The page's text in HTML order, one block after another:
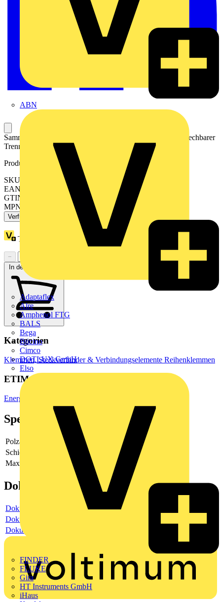
ABN
Adaptaflex
Alre
Amphenol FTG
BALS
Bega
Bticino
Cimco
DOTLUX GmbH
Elso
FINDER
FLUKE
Gira
HT Instruments GmbH
iHaus
Sammelschienenträger; mit Endklammerfunktion und ausbrechbarer
Trennplatte; auf TS 35 aufrastbar; 7,5 mm dick; blau
Produktkennzeichen
SKU: 2009-305
EAN: 4044918970020
GTIN: 4044918970020
MPN: 2009-305
Verfügbar: 4 Händler
Treuepunkte:
−
In den Warenkorb
Kategorien
Klemmen, Steckverbinder & Verbindungselemente Reihenklemmen
ETIM Group
Energieverteilsysteme/Schaltanlagen
Spezifikationen
Polzahl
1
Schienenabstand
Max. Bemessungsstrom
Dokumente
Dokument
Dokument
Dokument